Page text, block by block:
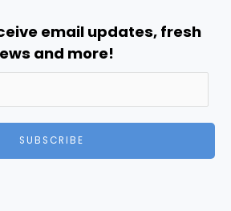
email updates, fresh
and more!
SUBSCRIBE